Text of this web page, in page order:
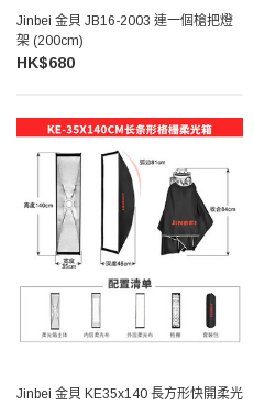
Jinbei 金貝 JB16-2003 連一個槍把燈
架 (200cm)
HK$680
Jinbei 金貝 KE35x140 長方形快開柔光